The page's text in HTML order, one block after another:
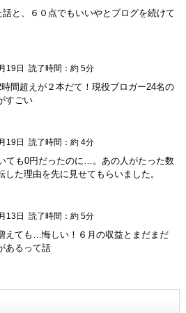
話と、６０点でもいいやとブログを続けて
19日 読了時間：約 5分
時間超えが２本だて！現役ブロガー24名の
すごい
19日 読了時間：約 4分
ても0円だったのに…。あの人がたった数
した理由を先に見せてもらいました。
13日 読了時間：約 5分
えても…悔しい！６月の収益とまだまだ
あるって話